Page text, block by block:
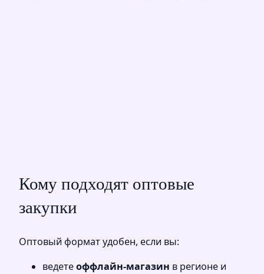
Кому подходят оптовые
закупки
Оптовый формат удобен, если вы:
ведетеоффлайн‑магазин в регионе и